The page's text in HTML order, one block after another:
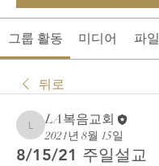
그룹 활동 미디어 파일
뒤로
LA복음교회
LA복음교회
2021년 8월 15일
8/15/21 주일설교